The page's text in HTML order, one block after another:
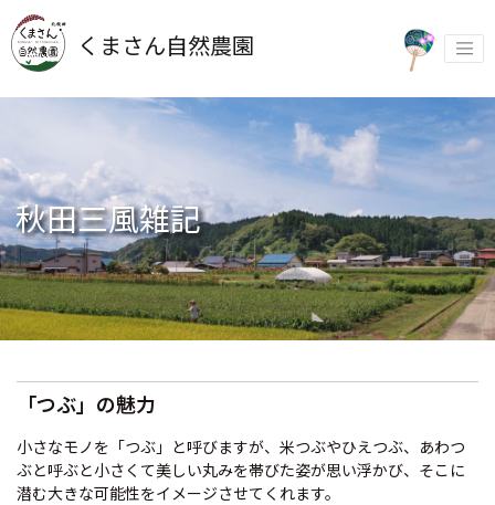
Skip
to
content
くまさん自然農園
秋田三風雑記
「つぶ」の魅力
小さなモノを「つぶ」と呼びますが、米つぶやひえつぶ、あわつ
ぶと呼ぶと小さくて美しい丸みを帯びた姿が思い浮かび、そこに
潜む大きな可能性をイメージさせてくれます。